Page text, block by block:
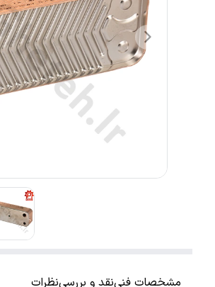
مشخصات فنینقد و بررسینظرات